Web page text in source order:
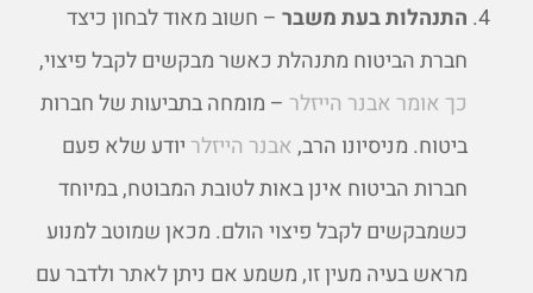
התנהלות בעת משבר – חשוב מאוד לבחון כיצד
חברת הביטוח מתנהלת כאשר מבקשים לקבל פיצוי,
כך אומר אבנר הייזלר – מומחה בתביעות של חברות
ביטוח. מניסיונו הרב, אבנר הייזלריודע שלא פעם
חברות הביטוח אינן באות לטובת המבוטח, במיוחד
כשמבקשים לקבל פיצוי הולם. מכאן שמוטב למנוע
מראש בעיה מעין זו, משמע אם ניתן לאתר ולדבר עם